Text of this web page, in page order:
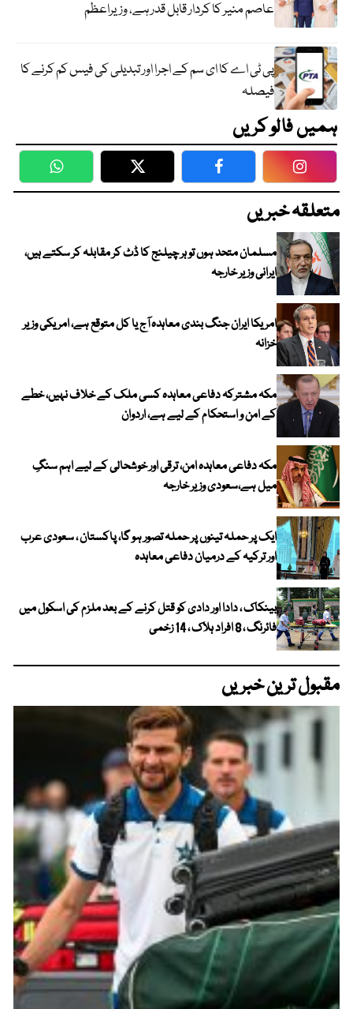
عاصم منیر کا کردار قابل قدر ہے، وزیراعظم
پی ٹی اے کا ای سم کے اجرا اور تبدیلی کی فیس کم کرنے کا
فیصلہ
ہمیں فالو کریں
WhatsApp Twitter Facebook
متعلقہ خبریں
مسلمان متحد ہوں تو ہر چیلنج کا ڈٹ کر مقابلہ کر سکتے ہیں،
ایرانی وزیر خارجہ
امریکا ایران جنگ بندی معاہدہ آج یا کل متوقع ہے، امریکی وزیر
خزانہ
مکہ مشترکہ دفاعی معاہدہ کسی ملک کے خلاف نہیں، خطے
کے امن و استحکام کے لیے ہے، اردوان
مکہ دفاعی معاہدہ امن، ترقی اور خوشحالی کے لیے اہم سنگِ
میل ہے،سعودی وزیر خارجہ
ایک پر حملہ تینوں پر حملہ تصور ہو گا، پاکستان ، سعودی عرب
اور ترکیہ کے درمیان دفاعی معاہدہ
بینکاک ، دادا اور دادی کو قتل کرنے کے بعد ملزم کی اسکول میں
فائرنگ ، 8 افراد ہلاک ، 14 زخمی
مقبول ترین خبریں